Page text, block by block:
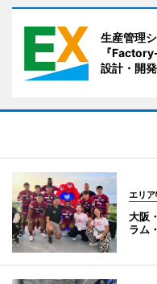
生産管理
『
設計・開
エリ
大阪
ラム